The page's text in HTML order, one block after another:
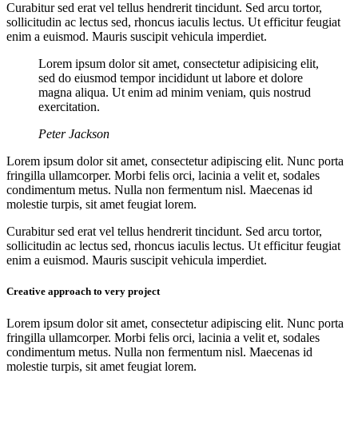
Curabitur sed erat vel tellus hendrerit tincidunt. Sed arcu tortor,
sollicitudin ac lectus sed, rhoncus iaculis lectus. Ut efficitur feugiat
enim a euismod. Mauris suscipit vehicula imperdiet.
Lorem ipsum dolor sit amet, consectetur adipisicing elit,
sed do eiusmod tempor incididunt ut labore et dolore
magna aliqua. Ut enim ad minim veniam, quis nostrud
exercitation.
Peter Jackson
Lorem ipsum dolor sit amet, consectetur adipiscing elit. Nunc porta
fringilla ullamcorper. Morbi felis orci, lacinia a velit et, sodales
condimentum metus. Nulla non fermentum nisl. Maecenas id
molestie turpis, sit amet feugiat lorem.
Curabitur sed erat vel tellus hendrerit tincidunt. Sed arcu tortor,
sollicitudin ac lectus sed, rhoncus iaculis lectus. Ut efficitur feugiat
enim a euismod. Mauris suscipit vehicula imperdiet.
Creative approach to very project
Lorem ipsum dolor sit amet, consectetur adipiscing elit. Nunc porta
fringilla ullamcorper. Morbi felis orci, lacinia a velit et, sodales
condimentum metus. Nulla non fermentum nisl. Maecenas id
molestie turpis, sit amet feugiat lorem.